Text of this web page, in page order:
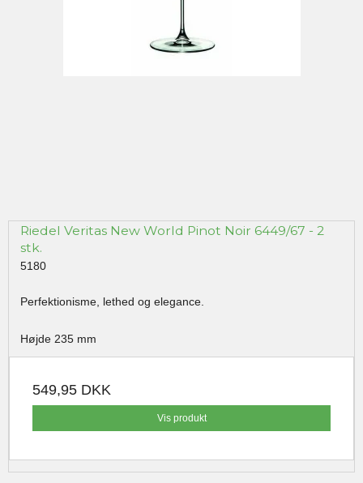
Riedel Veritas New World Pinot Noir 6449/67 - 2
stk.
5180
Perfektionisme, lethed og elegance.
Højde 235 mm
549,95 DKK
Vis produkt